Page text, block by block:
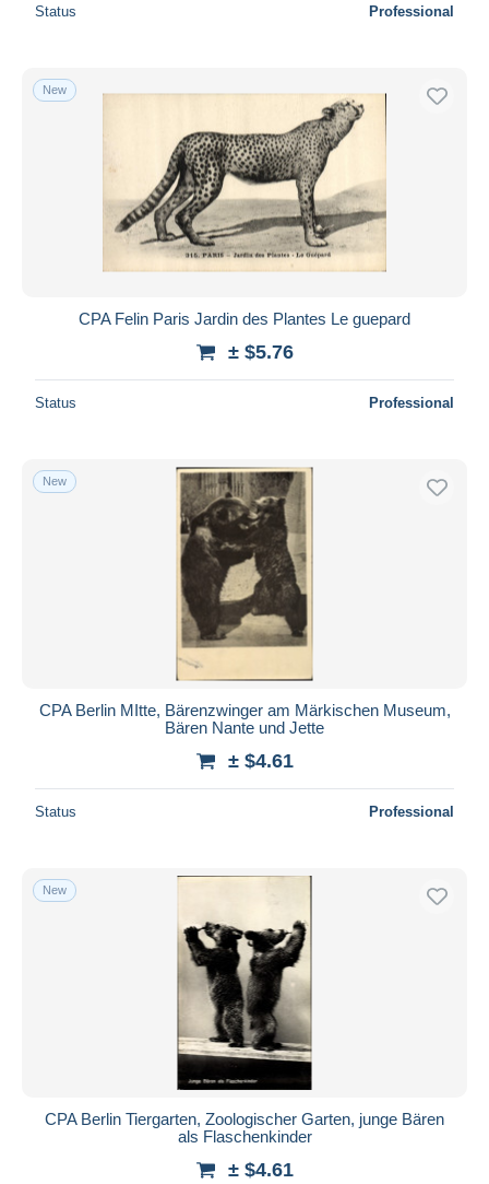
Status Professional
New
CPA Felin Paris Jardin des Plantes Le guepard
± $5.76
Status Professional
New
CPA Berlin MItte, Bärenzwinger am Märkischen Museum,
Bären Nante und Jette
± $4.61
Status Professional
New
CPA Berlin Tiergarten, Zoologischer Garten, junge Bären
als Flaschenkinder
± $4.61